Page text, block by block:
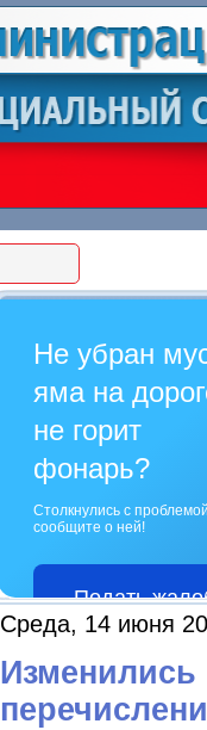
Не убран
яма на
не горит
фонарь?
Столкнулись с
сообщите о ней!
Подать
Среда, 14 июня
Изменились